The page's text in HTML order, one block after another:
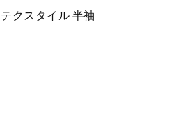
クスタイル 半袖